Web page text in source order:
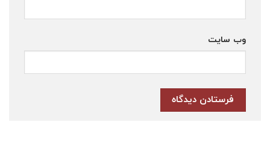
وب‌ سایت